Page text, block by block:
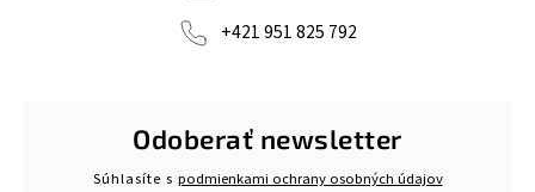
+421 951 825 792
Odoberať newsletter
Súhlasíte s podmienkami ochrany osobných údajov